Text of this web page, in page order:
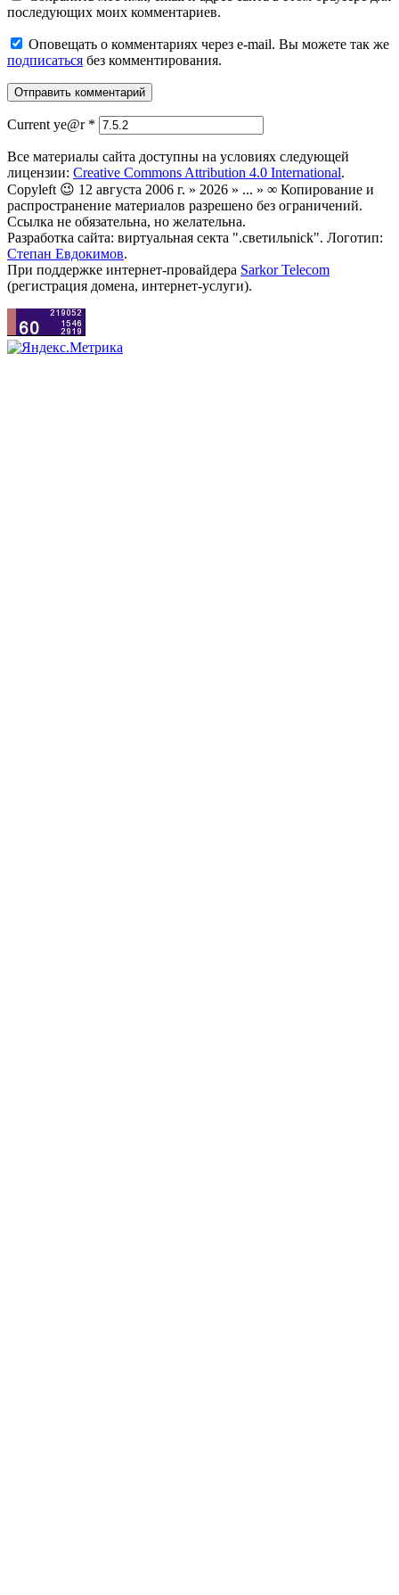
последующих моих комментариев.
Оповещать о комментариях через e-mail. Вы можете так же
подписаться без комментирования.
Current ye@r *
Все материалы сайта доступны на условиях следующей
лицензии: Creative Commons Attribution 4.0 International.
Copyleft 😉 12 августа 2006 г. » 2026 » ... » ∞ Копирование и
распространение материалов разрешено без ограничений.
Ссылка не обязательна, но желательна.
Разработка сайта: виртуальная секта ".светильnick". Логотип:
Степан Евдокимов.
При поддержке интернет-провайдера Sarkor Telecom
(регистрация домена, интернет-услуги).